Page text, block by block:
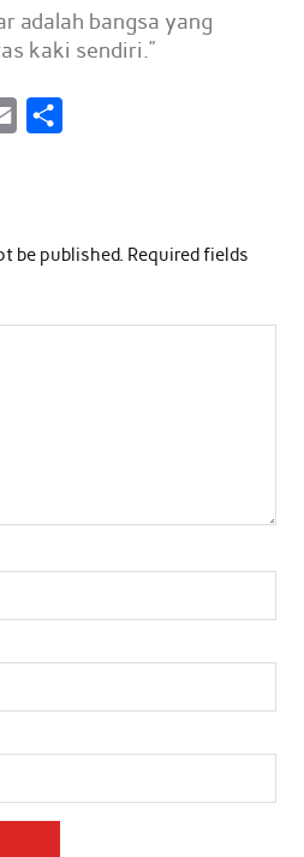
adalah bangsa yang
kaki sendiri.”
l
e
be published. Required fields